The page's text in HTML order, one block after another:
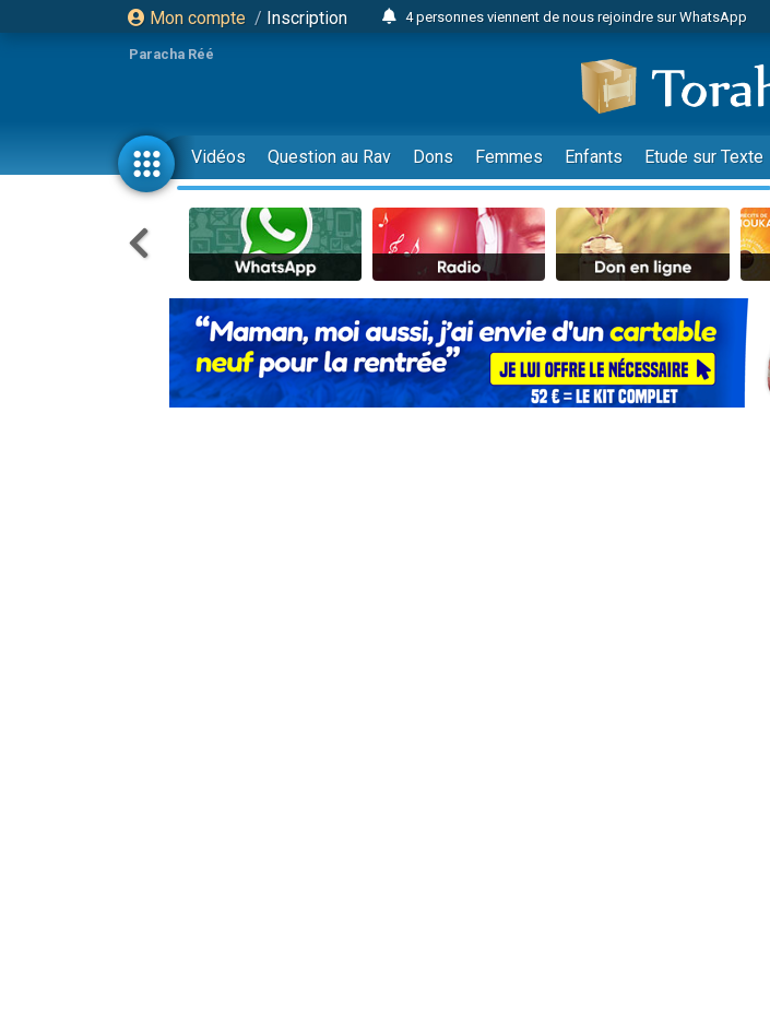
Mon compte / Inscription
3 personnes viennent de nous rejoindre sur WhatsApp
3 personnes viennent de faire un don pour 5 jours de
3 personnes viennent de faire un don pour Diane, 80
13 personnes viennent de demander une bénédiction
2 personnes viennent de nous rejoindre sur WhatsApp
30 personnes viennent de faire un don pour Sauvez
Il reste 49 places pour étudier en groupe sur Zoom
12 nouvelles musiques dans Torah-Box Music
3 personnes viennent de nous rejoindre sur WhatsApp
2 personnes viennent de nous rejoindre sur WhatsApp
3 personnes viennent de nous rejoindre sur WhatsApp
2 nouvelles musiques dans Torah-Box Music
Nouvelle émission radio : Visions de grandeur n°104 : Le
Paracha Réé
Vidéos Question au Rav Dons Femmes Enfants Etude sur Texte